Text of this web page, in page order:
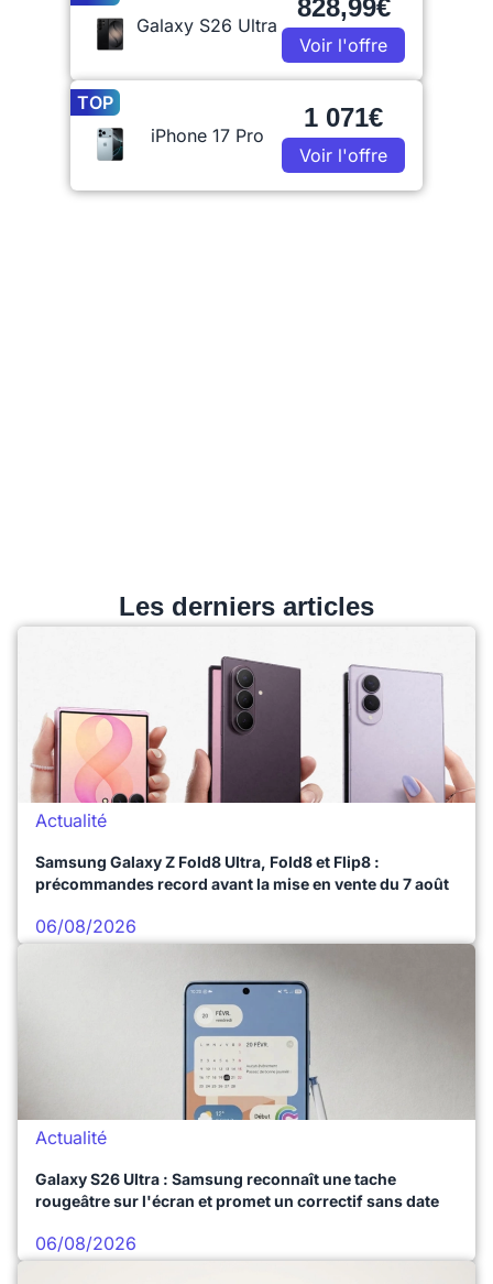
Galaxy S26 Ultra
828,99€
Voir l'offre
TOP
iPhone 17 Pro
1 071€
Voir l'offre
Les derniers articles
Actualité
Samsung Galaxy Z Fold8 Ultra, Fold8 et Flip8 :
précommandes record avant la mise en vente du 7 août
06/08/2026
Actualité
Galaxy S26 Ultra : Samsung reconnaît une tache
rougeâtre sur l'écran et promet un correctif sans date
06/08/2026